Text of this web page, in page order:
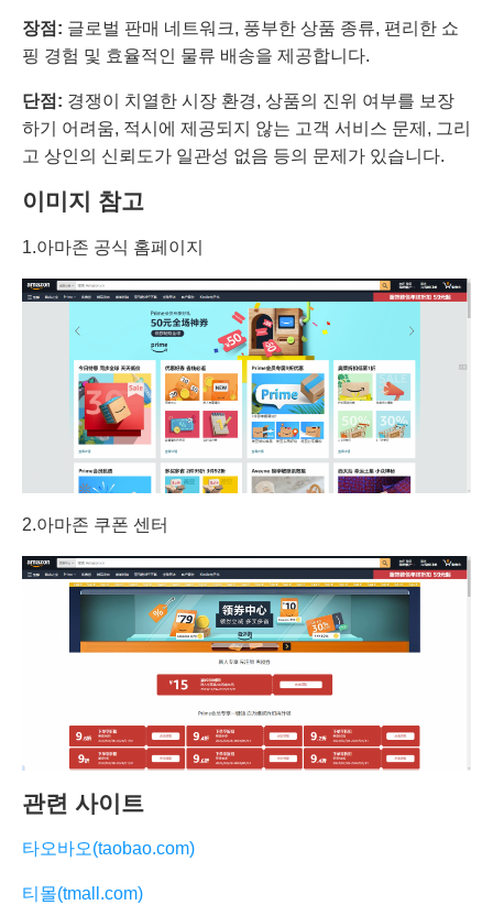
장점: 글로벌 판매 네트워크, 풍부한 상품 종류, 편리한 쇼
핑 경험 및 효율적인 물류 배송을 제공합니다.
단점: 경쟁이 치열한 시장 환경, 상품의 진위 여부를 보장
하기 어려움, 적시에 제공되지 않는 고객 서비스 문제, 그리
고 상인의 신뢰도가 일관성 없음 등의 문제가 있습니다.
이미지 참고
1.아마존 공식 홈페이지
2.아마존 쿠폰 센터
관련 사이트
타오바오(taobao.com)
티몰(tmall.com)